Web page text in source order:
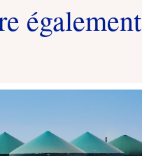
également